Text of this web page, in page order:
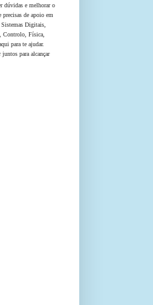
dúvidas e melhorar o
precisas de apoio em
Digitais,
Controlo, Física,
para te ajudar.
para alcançar